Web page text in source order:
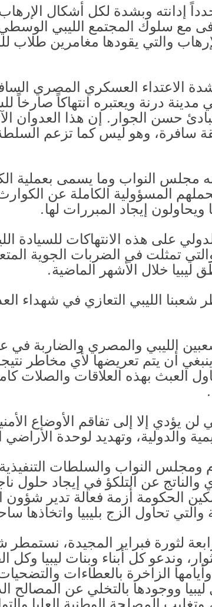
إدانته وبشدة لكل أشكال
مع سلوك المجتمع الليبي
والتي يقودها مغامرين طلاب
الاعتداء العسكري المصري
مدينة درنة ويعتبره انتهاكاً صارخاً
حسن الجوار. إن هذا العدوان
سافرة، وهو ليس كما تزعم
مجلس النواب وما يسمى بعملية
المسؤولية الكاملة عن
ويحاولون إيجاد المبررات لها.
على هذه الانتهاكات للسيادة
والتي تمثلت في الضربات الجوية
خلال الأشهر الماضية.
شعبنا الليبي التعازي في شهداء
الليبي والمصري والضاربة في
ينبغي أن يتم تعريضها لأي مخاطر
العبث بهذه العلاقات والصلات
يؤدي إلا إلى تفاقم الأوضاع
والدولية، وتهديد لوحدة
ومجلس النواب والسلطات
عن التلكؤ في إيجاد حلول
الحكومة أزمة فعالة تدير
تحاول الزج بليبيا واتخاذها
لثورة فبراير المجيدة،
وندعو كل أبناء وبنات ليبيا
الزاخرة بالعطاءات
ووجودها بالتخلي عن المصالح